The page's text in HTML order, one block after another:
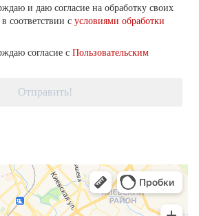
и даю согласие на обработку своих
соответствии с условиями обработки
согласие с Пользовательским
Отправить!